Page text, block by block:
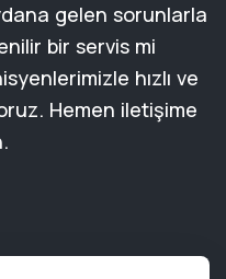
gelen sorunlarla
bir servis mi
hızlı ve
Hemen iletişime